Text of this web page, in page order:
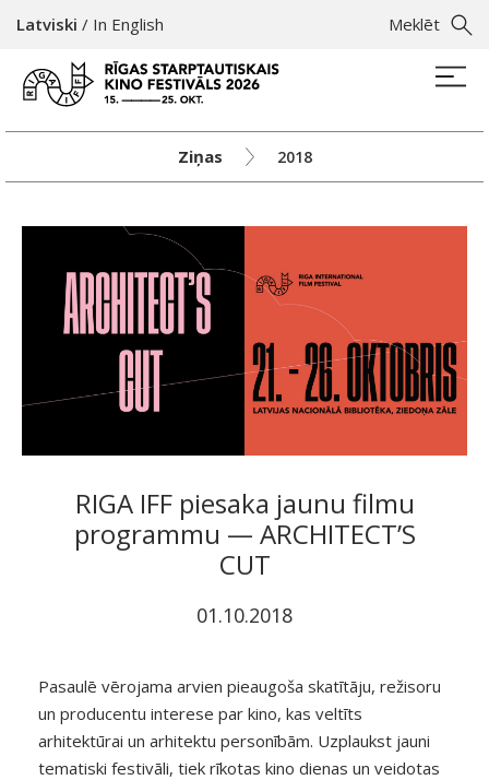
Meklēt
Latviski / In English
Ziņas 2018
RIGA IFF piesaka jaunu filmu
programmu — ARCHITECT’S
CUT
01.10.2018
Pasaulē vērojama arvien pieaugoša skatītāju, režisoru
un producentu interese par kino, kas veltīts
arhitektūrai un arhitektu personībām. Uzplaukst jauni
tematiski festivāli, tiek rīkotas kino dienas un veidotas